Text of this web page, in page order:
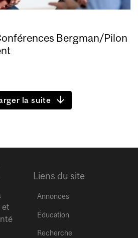
Bergman/Pilon
la suite
et
Liens du site
Annonces
Éducation
Recherche